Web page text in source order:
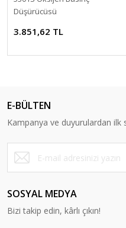
Düşürücüsü
3.851,62 TL
E-BÜLTEN
Kampanya ve duyurulardan ilk
SOSYAL MEDYA
Bizi takip edin, kârlı çıkın!